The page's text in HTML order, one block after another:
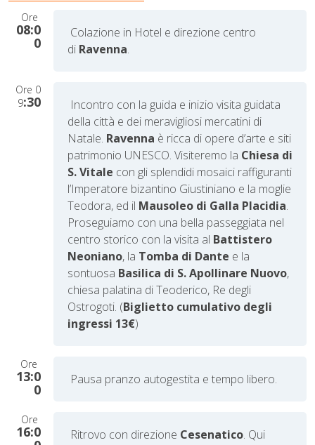
Ore
08:0
0
Colazione in Hotel e direzione centro
di Ravenna.
Ore 0
9:30
Incontro con la guida e inizio visita guidata
della città e dei meravigliosi mercatini di
Natale. Ravenna è ricca di opere d’arte e siti
patrimonio UNESCO. Visiteremo la Chiesa di
S. Vitale con gli splendidi mosaici raffiguranti
l’Imperatore bizantino Giustiniano e la moglie
Teodora, ed il Mausoleo di Galla Placidia.
Proseguiamo con una bella passeggiata nel
centro storico con la visita al Battistero
Neoniano, la Tomba di Dante e la
sontuosa Basilica di S. Apollinare Nuovo,
chiesa palatina di Teoderico, Re degli
Ostrogoti. (Biglietto cumulativo degli
ingressi 13€)
Ore
13:0
0
Pausa pranzo autogestita e tempo libero.
Ore
16:0 Ritrovo con direzione Cesenatico. Qui